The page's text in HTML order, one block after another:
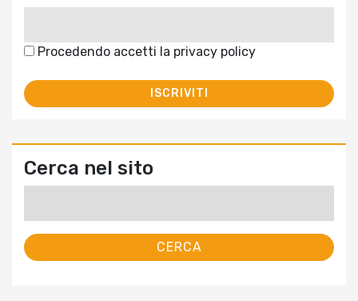
Procedendo accetti la privacy policy
Cerca nel sito